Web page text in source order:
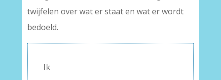
twijfelen over wat er staat en wat er wordt
bedoeld.
Ik